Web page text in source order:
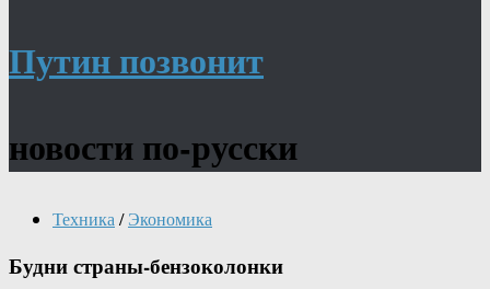
Путин позвонит
новости по-русски
Техника / Экономика
Будни страны-бензоколонки